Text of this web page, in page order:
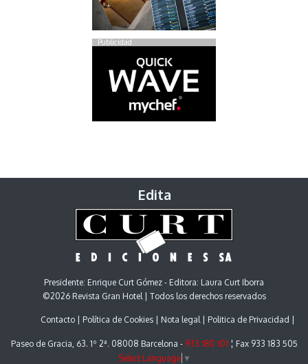
Publicidad
Edita
Presidente: Enrique Curt Gómez - Editora: Laura Curt Iborra
©2026 Revista Gran Hotel | Todos los derechos reservados
Contacto Política de Cookies Nota legal Politica de Privacidad
Paseo de Gracia, 63. 1º 2ª. 08008 Barcelona - 933 180 101 ¦ Fax 933 183 505
Select Language ▼